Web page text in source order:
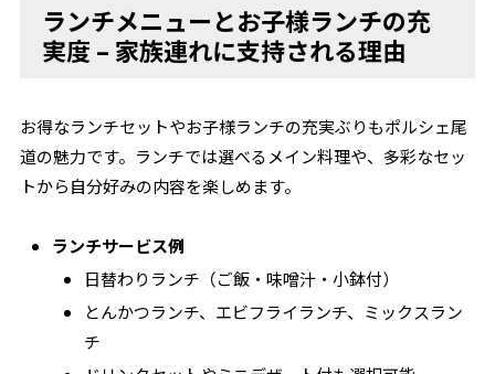
ランチメニューとお子様ランチの充
実度 – 家族連れに支持される理由
お得なランチセットやお子様ランチの充実ぶりもポルシェ尾
道の魅力です。ランチでは選べるメイン料理や、多彩なセッ
トから自分好みの内容を楽しめます。
ランチサービス例
日替わりランチ（ご飯・味噌汁・小鉢付）
とんかつランチ、エビフライランチ、ミックスラン
チ